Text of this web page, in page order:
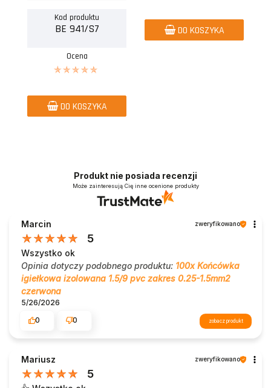
Kod produktu
BE 941/S7
Ocena
DO KOSZYKA
DO KOSZYKA
Produkt nie posiada recenzji
Może zainteresują Cię inne ocenione produkty
Marcin zweryfikowano
5
Wszystko ok
Opinia dotyczy podobnego produktu: 100x Końcówka
igiełkowa izolowana 1.5/9 pvc zakres 0.25-1.5mm2
czerwona
5/26/2026
0
0 zobacz produkt
Mariusz zweryfikowano
5